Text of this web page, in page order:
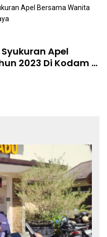
Apel
2023 Di Kodam V